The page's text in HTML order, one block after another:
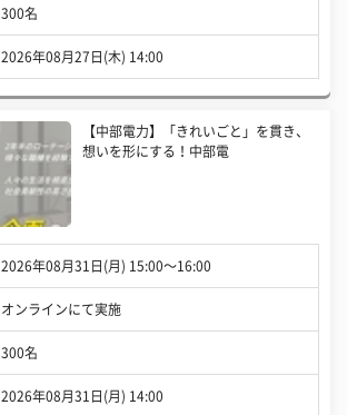
300名
2026年08月27日(木) 14:00
【中部電力】「きれいごと」を貫き、
想いを形にする！中部電
2026年08月31日(月) 15:00〜16:00
オンラインにて実施
300名
2026年08月31日(月) 14:00